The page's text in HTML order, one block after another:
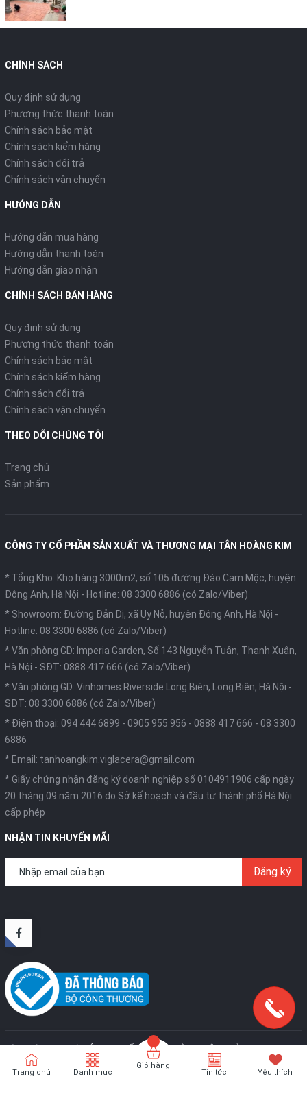
CHÍNH SÁCH
Quy định sử dụng
Phương thức thanh toán
Chính sách bảo mật
Chính sách kiểm hàng
Chính sách đổi trả
Chính sách vận chuyển
HƯỚNG DẪN
Hướng dẫn mua hàng
Hướng dẫn thanh toán
Hướng dẫn giao nhận
CHÍNH SÁCH BÁN HÀNG
Quy định sử dụng
Phương thức thanh toán
Chính sách bảo mật
Chính sách kiểm hàng
Chính sách đổi trả
Chính sách vận chuyển
THEO DÕI CHÚNG TÔI
Trang chủ
Sản phẩm
CÔNG TY CỔ PHẦN SẢN XUẤT VÀ THƯƠNG MẠI TÂN HOÀNG KIM
* Tổng Kho: Kho hàng 3000m2, số 105 đường Đào Cam Mộc, huyện
Đông Anh, Hà Nội - Hotline: 08 3300 6886 (có Zalo/Viber)
* Showroom: Đường Đản Dị, xã Uy Nỗ, huyện Đông Anh, Hà Nội -
Hotline: 08 3300 6886 (có Zalo/Viber)
* Văn phòng GD: Imperia Garden, Số 143 Nguyễn Tuân, Thanh Xuân,
Hà Nội - SĐT: 0888 417 666 (có Zalo/Viber)
* Văn phòng GD: Vinhomes Riverside Long Biên, Long Biên, Hà Nội -
SĐT: 08 3300 6886 (có Zalo/Viber)
* Điện thoại: 094 444 6899 - 0905 955 956 - 0888 417 666 - 08 3300
6886
* Email: tanhoangkim.viglacera@gmail.com
* Giấy chứng nhận đăng ký doanh nghiệp số 0104911906 cấp ngày
20 tháng 09 năm 2016 do Sở kế hoạch và đầu tư thành phố Hà Nội
cấp phép
NHẬN TIN KHUYẾN MÃI
Đăng ký
Bản quyền thuộc vềCÔNG TY CỔ PHẦN SX VÀ TM TÂN HOÀNG KIM.Cung
cấp bởi
Trang chủ Danh mục
Giỏ hàng
Tin tức Yêu thích